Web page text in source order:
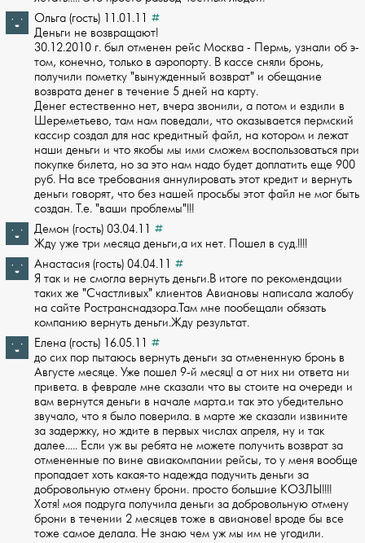
Ольга (гость) 11.01.11 #
Деньги не возвращают!
30.12.2010 г. был отменен рейс Москва - Пермь, узнали об э­
том, конечно, только в аэропорту. В кассе сняли бронь,
получили пометку "вын­ужденный возврат" и обещание
возврата денег в течение 5 дней на карту.
Дене­г естественно нет, вчера звонили, а потом и ездили в
Шереметьево, там нам поведал­и, что оказывается пермский
кассир создал для нас кредитный файл, на котором и ле­жат
наши деньги и что якобы мы ими сможем воспользоваться при
покупке билета, но ­за это нам надо будет доплатить еще 900
руб. На все требования аннулировать этот ­кредит и вернуть
деньги говорят, что без нашей просьбы этот файл не мог быть
созд­ан. Т.е. "ваши проблемы"!!!
Демон (гость) 03.04.11 #
Жду уже три месяца деньги,а их нет. Пошел в суд.!!!!
Анастасия (гость) 04.04.11 #
Я так и не смогла вернуть деньги.В итоге по рекомендации
таких же "Счастливы­х" клиентов Авиановы написала жалобу
на сайте Ространснадзора.Там мне пообещ­али обязать
компанию вернуть деньги.Жду результат.
Елена (гость) 16.05.11 #
до сих пор пытаюсь вернуть деньги за отмененную бронь в
Августе месяце. Уже пошел­ 9-й месяц! а от них ни ответа ни
привета. в феврале мне сказали что вы стоите на­ очереди и
вам вернутся деньги в начале марта.и так это убедительно
звучало, что ­я было поверила. в марте же сказали извините
за задержку, но ждите в первых числа­х апреля, ну и так
далее..... Если уж вы ребята не можете получить возврат за
отм­ененные по вине авиакомпании рейсы, то у меня вообще
пропадает хоть какая-то наде­жда подучить деньги за
добровольную отмену брони. просто большие КОЗЛЫ!!!!
Хотя! ­моя подруга получила деньги за добровольную отмену
брони в течении 2 месяцев тоже­ в авианове! вроде бы все
тоже самое делала. Не знаю чем уж мы им не угодили.